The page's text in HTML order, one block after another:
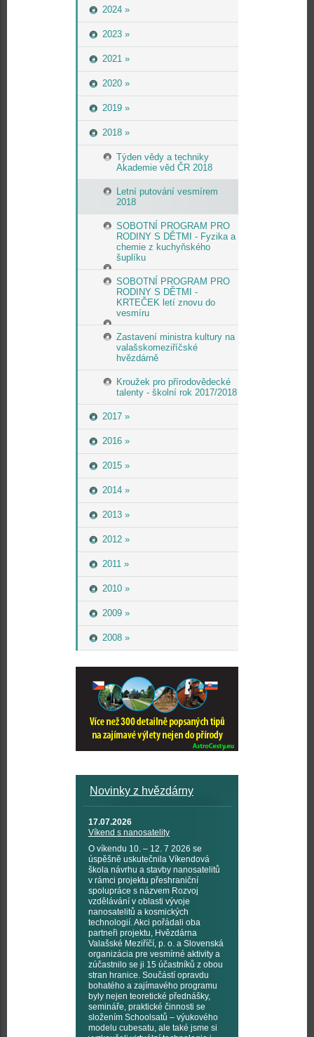
2024 »
2023 »
2021 »
2020 »
2019 »
2018 »
Týden vědy a techniky
Akademie věd ČR 2018
Letní putování vesmírem
2018
SOBOTNÍ PROGRAM PRO
RODINY S DĚTMI - Fyzika a
chemie z kuchyňského
šuplíku
SOBOTNÍ PROGRAM PRO
RODINY S DĚTMI -
KRTEČEK letí znovu do
vesmíru
Zastavení ministra kultury na
valašskomeziříčské
hvězdárně
Kroužek pro přírodovědecké
talenty - školní rok 2017/2018
2017 »
2016 »
2015 »
2014 »
2013 »
2012 »
2011 »
2010 »
2009 »
2008 »
Novinky z hvězdárny
17.07.2026
Víkend s nanosatelity
O víkendu 10. – 12. 7 2026 se
úspěšně uskutečnila Víkendová
škola návrhu a stavby nanosatelitů
v rámci projektu přeshraniční
spolupráce s názvem Rozvoj
vzdělávání v oblasti vývoje
nanosatelitů a kosmických
technologií. Akci pořádali oba
partneři projektu, Hvězdárna
Valašské Meziříčí, p. o. a Slovenská
organizácia pre vesmírné aktivity a
zúčastnilo se ji 15 účastníků z obou
stran hranice. Součástí opravdu
bohatého a zajímavého programu
byly nejen teoretické přednášky,
semináře, praktické činnosti se
složením Schoolsatů – výukového
modelu cubesatu, ale také jsme si